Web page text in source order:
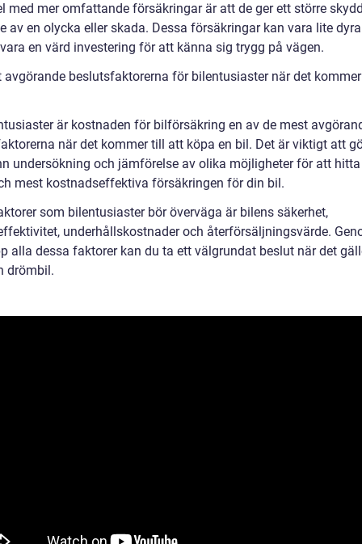
med mer omfattande försäkringar är att de ger ett större
av en olycka eller skada. Dessa försäkringar kan vara lite
en värd investering för att känna sig trygg på vägen.
avgörande beslutsfaktorerna för bilentusiaster när det
är kostnaden för bilförsäkring en av de mest
när det kommer till att köpa en bil. Det är viktigt att
undersökning och jämförelse av olika möjligheter för att
mest kostnadseffektiva försäkringen för din bil.
som bilentusiaster bör överväga är bilens säkerhet,
underhållskostnader och återförsäljningsvärde.
alla dessa faktorer kan du ta ett välgrundat beslut när det
drömbil.